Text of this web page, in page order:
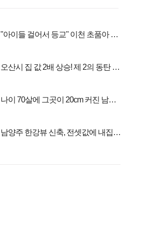
"아이들 걸어서 등교" 이천 초품아 신
오산시 집 값 2배 상승! 제 2의 동탄 신
나이 70살에 그곳이 20cm 커진 남자..
남양주 한강뷰 신축, 전셋값에 내집마